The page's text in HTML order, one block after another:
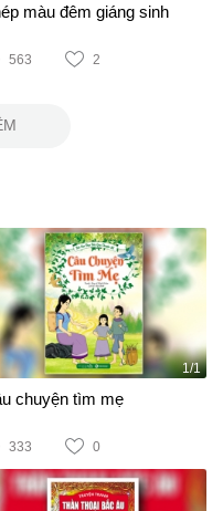
màu đêm giáng sinh
563 2
1/1
chuyện tìm mẹ
333 0